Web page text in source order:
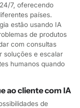
7, oferecendo
países.
estão usando IA
de produtos
com consultas
soluções e escalar
humanos quando
ao cliente com IA
de